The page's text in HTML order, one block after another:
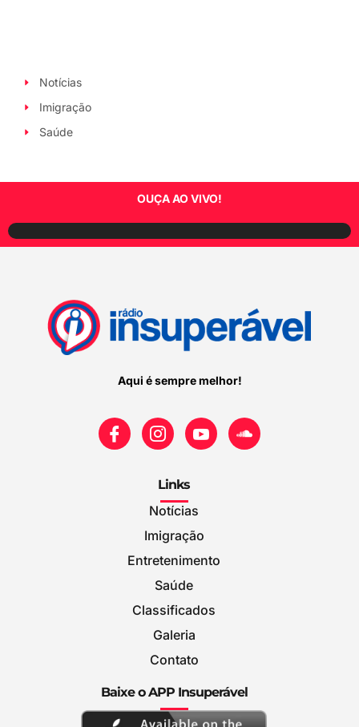
Notícias
Imigração
Saúde
OUÇA AO VIVO!
Aqui é sempre melhor!
Links
Notícias
Imigração
Entretenimento
Saúde
Classificados
Galeria
Contato
Baixe o APP Insuperável